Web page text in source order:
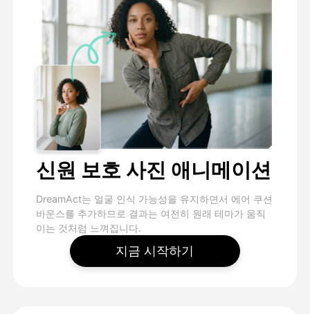
신원 보호 사진 애니메이션
DreamAct는 얼굴 인식 가능성을 유지하면서 에어 쿠션
바운스를 추가하므로 결과는 여전히 원래 테마가 움직
이는 것처럼 느껴집니다.
지금 시작하기